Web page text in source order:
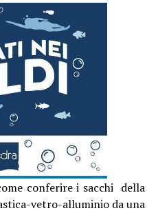
conferire i sacchi della
vetro-alluminio da una